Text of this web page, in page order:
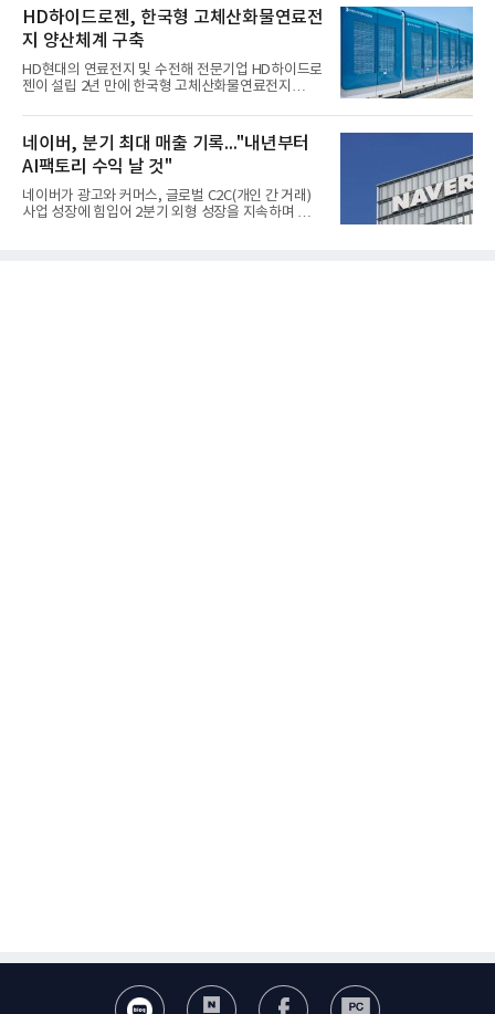
가한 것으로 잠정 집계됐다고 7일 공시했다.매출은 2
조2682억원으로 지난해 동기 대비 27.9% 증가했다.
순이익은 3004억원으로 420.4% 늘었다.이번 호실적
은 주력 제품인 NB라텍스와 합성수지 판매 호조가 견
인한 것으로 풀이된다. 미국의 중국산 의료용 고무장
갑 관세 인상 이후 동남아 장갑업체의 가동률이 높아
성이 개선됐다.금호석유
HD하이드로젠, 한국형 고체산화물연료전
지 양산체계 구축
HD현대의 연료전지 및 수전해 전문기업 HD하이드로
젠이 설립 2년 만에 한국형 고체산화물연료전지
본격적인 시장 공략에 나선다.HD하이드로젠은 최근
한국전기안전공사(KESCO)로부터 SOFC 발전설비
‘HD250’과 ‘HD300’, 제조시설에 대한 사용전검사를
완료하고 제품 양산체계 구축했다고 밝혔다.HD250
과 HD300은 각각 249kW급과 285kW급의 중소형 발
전용 SOFC 제품이다. 이번 검사를 통해 HD하이드로
젠은 제품과 제조시설의 전기설비 안전성과 적합성을
네이버, 분기 최대 매출 기록..."내년부터
AI팩토리 수익 날 것"
네이버가 광고와 커머스, 글로벌 C2C(개인 간 거래)
사업 성장에 힘입어 2분기 외형 성장을 지속하며 역대